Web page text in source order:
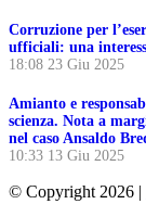
Corruzione per
ufficiali: una
18:08 23 Giu 2025
Amianto e
scienza. Nota a
nel caso Ansaldo
10:33 13 Giu 2025
© Copyright 2026 |